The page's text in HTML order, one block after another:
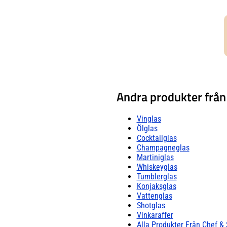
Andra produkter
Vinglas
Ölglas
Cocktailglas
Champagneglas
Martiniglas
Whiskeyglas
Tumblerglas
Konjaksglas
Vattenglas
Shotglas
Vinkaraffer
Alla Produkter Från Chef &